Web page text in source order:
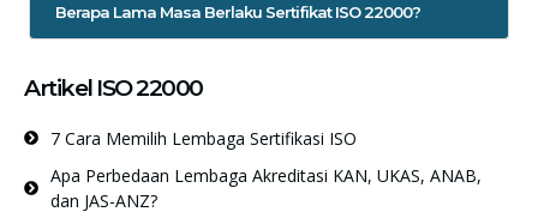
Berapa Lama Masa Berlaku Sertifikat ISO 22000?
Artikel ISO 22000
7 Cara Memilih Lembaga Sertifikasi ISO
Apa Perbedaan Lembaga Akreditasi KAN, UKAS, ANAB,
dan JAS-ANZ?